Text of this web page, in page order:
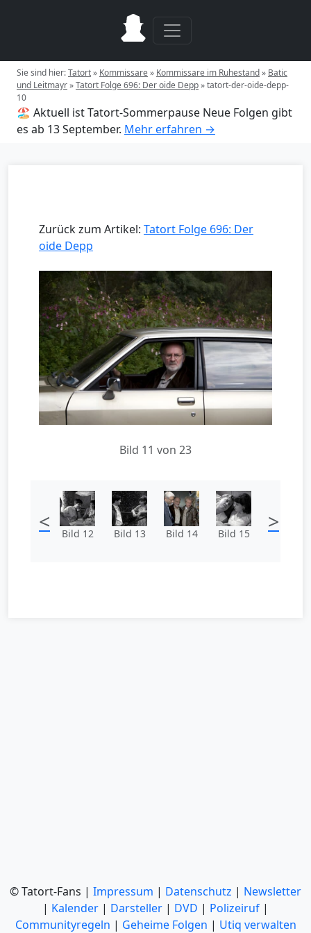
Sie sind hier:Tatort» Kommissare» Kommissare im Ruhestand» Batic
und Leitmayr»Tatort Folge 696: Der oide Depp»tatort-der-oide-depp-
10
🏖️ Aktuell ist Tatort-Sommerpause Neue Folgen gibt
es ab 13 September. Mehr erfahren →
Zurück zum Artikel: Tatort Folge 696: Der
oide Depp
Bild 11 von 23
< Bild 12 Bild 13 Bild 14 Bild 15 >
© Tatort-Fans | Impressum | Datenschutz | Newsletter
| Kalender | Darsteller | DVD | Polizeiruf |
Communityregeln | Geheime Folgen | Utiq verwalten